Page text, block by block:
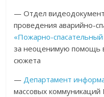
— Отдел
проведения аварийно-
«Пожарно-
за неоценимую помощь
сюжета
—Департамент
массовых коммуникаций